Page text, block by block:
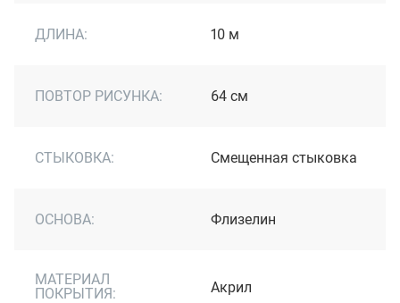
ДЛИНА: 10 м
ПОВТОР РИСУНКА: 64 см
СТЫКОВКА: Cмещенная стыковка
ОСНОВА: Флизелин
МАТЕРИАЛ
ПОКРЫТИЯ:
Акрил